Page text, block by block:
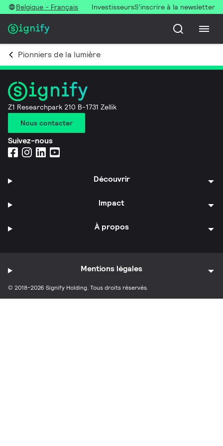
Belgique - Français InvestisseursS’inscrire à la newsletter
Pionniers de la lumière
Z1 Researchpark 210 B-1731 Zellik
Nous contacter
Suivez-nous
Découvrir
Impact
À propos
© 2018-2026 Signify Holding. Tous droits réservés.
Mentions légales